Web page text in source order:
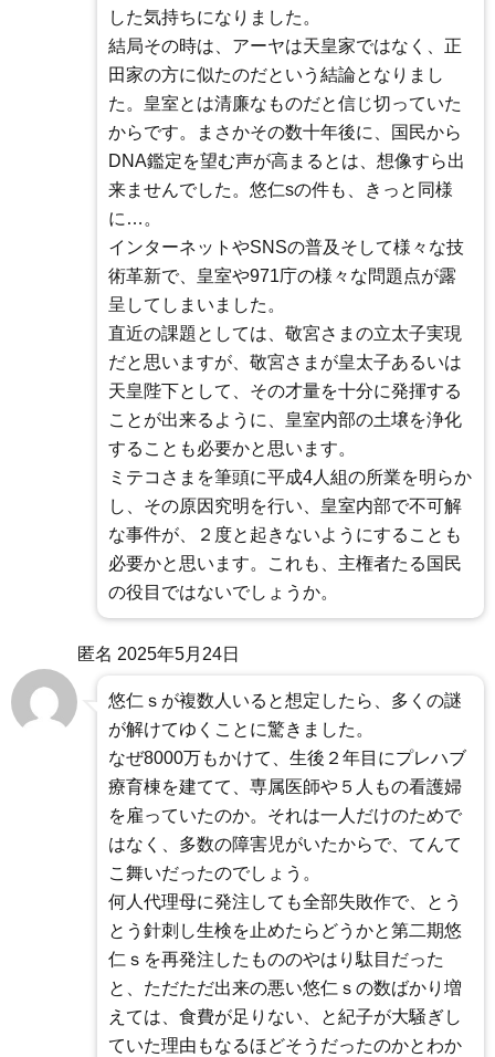
した気持ちになりました。
結局その時は、アーヤは天皇家ではなく、正
田家の方に似たのだという結論となりまし
た。皇室とは清廉なものだと信じ切っていた
からです。まさかその数十年後に、国民から
DNA鑑定を望む声が高まるとは、想像すら出
来ませんでした。悠仁sの件も、きっと同様
に…。
インターネットやSNSの普及そして様々な技
術革新で、皇室や971庁の様々な問題点が露
呈してしまいました。
直近の課題としては、敬宮さまの立太子実現
だと思いますが、敬宮さまが皇太子あるいは
天皇陛下として、その才量を十分に発揮する
ことが出来るように、皇室内部の土壌を浄化
することも必要かと思います。
ミテコさまを筆頭に平成4人組の所業を明らか
し、その原因究明を行い、皇室内部で不可解
な事件が、２度と起きないようにすることも
必要かと思います。これも、主権者たる国民
の役目ではないでしょうか。
匿名 2025年5月24日
悠仁ｓが複数人いると想定したら、多くの謎
が解けてゆくことに驚きました。
なぜ8000万もかけて、生後２年目にプレハブ
療育棟を建てて、専属医師や５人もの看護婦
を雇っていたのか。それは一人だけのためで
はなく、多数の障害児がいたからで、てんて
こ舞いだったのでしょう。
何人代理母に発注しても全部失敗作で、とう
とう針刺し生検を止めたらどうかと第二期悠
仁ｓを再発注したもののやはり駄目だった
と、ただただ出来の悪い悠仁ｓの数ばかり増
えては、食費が足りない、と紀子が大騒ぎし
ていた理由もなるほどそうだったのかとわか